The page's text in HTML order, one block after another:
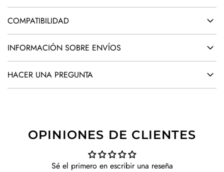
COMPATIBILIDAD
INFORMACIÓN SOBRE ENVÍOS
HACER UNA PREGUNTA
OPINIONES DE CLIENTES
Sé el primero en escribir una reseña